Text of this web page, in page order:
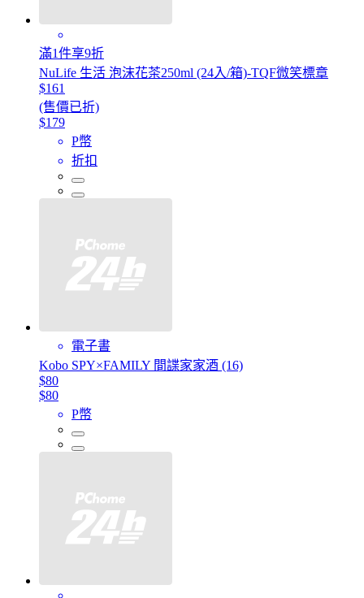
滿1件享9折
NuLife 生活 泡沫花茶250ml (24入/箱)-TQF微笑標章
$161
(售價已折)
$179
P幣
折扣
電子書
Kobo SPY×FAMILY 間諜家家酒 (16)
$80
$80
P幣